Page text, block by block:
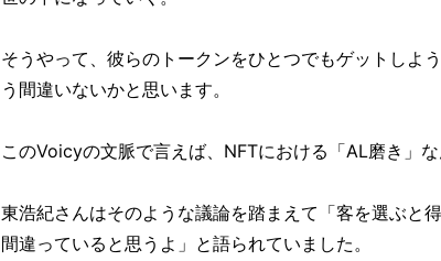
そうやって、彼らのトークンをひとつでもゲットしよ
う間違いないかと思います。
このVoicyの文脈で言えば、NFTにおける「AL磨き」な
東浩紀さんはそのような議論を踏まえて「客を選ぶと
間違っていると思うよ」と語られていました。